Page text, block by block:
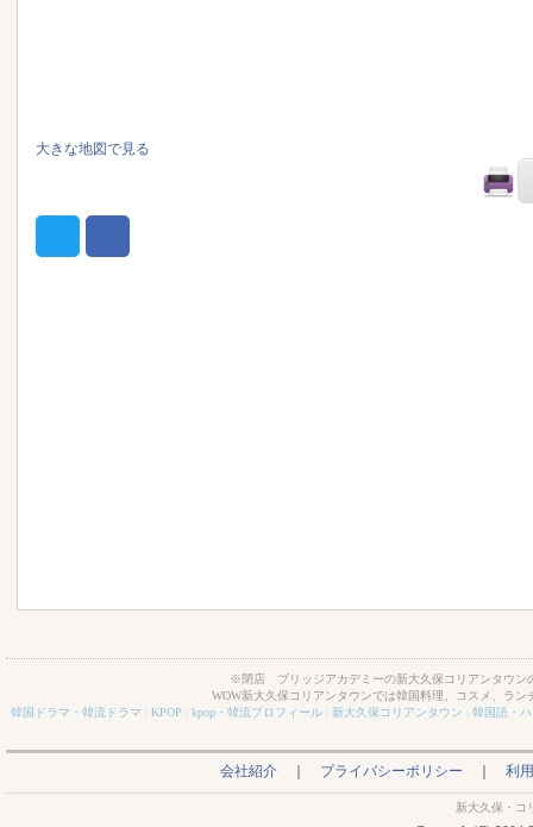
大きな地図で見る
※閉店 ブリッジアカデミーの新大久保コリアンタウ
WOW新大久保コリアンタウンでは韓国料理、コスメ、ラ
韓国ドラマ・韓流ドラマ
KPOP kpop・韓流プロフィール 新大久保コリアンタウン 韓国語・
会社紹介 プライバシーポリシー 利
新大久保・コ